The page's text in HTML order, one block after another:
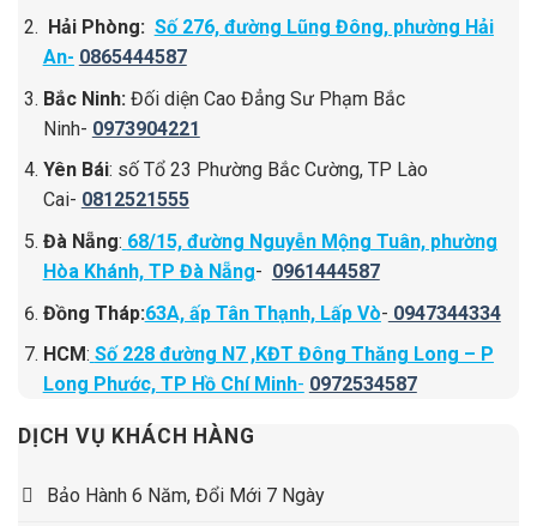
Hải Phòng: Số 276, đường Lũng Đông, phường Hải
An- 0865444587
Bắc Ninh: Đối diện Cao Đẳng Sư Phạm Bắc
Ninh- 0973904221
Yên Bái: số Tổ 23 Phường Bắc Cường, TP Lào
Cai- 0812521555
Đà Nẵng: 68/15, đường Nguyễn Mộng Tuân, phường
Hòa Khánh, TP Đà Nẵng- 0961444587
Đồng Tháp:63A, ấp Tân Thạnh, Lấp Vò- 0947344334
HCM: Số 228 đường N7 ,KĐT Đông Thăng Long – P
Long Phước, TP Hồ Chí Minh- 0972534587
DỊCH VỤ KHÁCH HÀNG
Bảo Hành 6 Năm, Đổi Mới 7 Ngày